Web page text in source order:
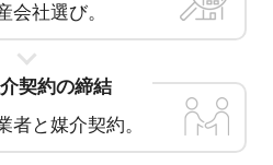
会社選び。
契約の締結
者と媒介契約。